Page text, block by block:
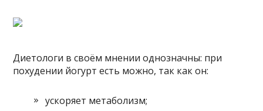
Диетологи в своём мнении однозначны: при
похудении йогурт есть можно, так как он:
ускоряет метаболизм;